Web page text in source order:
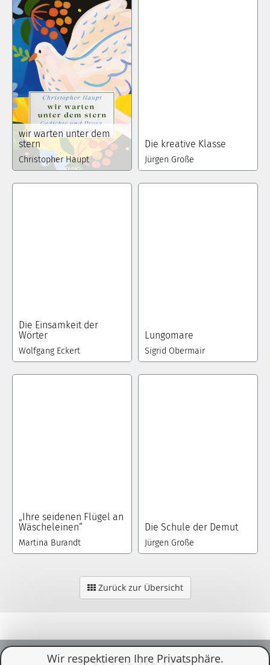
Wir respektieren Ihre Privatsphäre.
wir warten unter dem
stern
Christopher Haupt
Die kreative Klasse
Jürgen Große
Die Einsamkeit der
Wörter
Wolfgang Eckert
Lungomare
Sigrid Obermair
„Ihre seidenen Flügel an
Wäscheleinen“
Martina Burandt
Die Schule der Demut
Jürgen Große
Zurück zur Übersicht